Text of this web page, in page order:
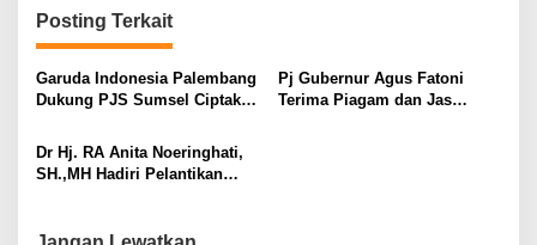
g
a
s
p
o
Posting Terkait
Garuda Indonesia Palembang
Dukung PJS Sumsel Ciptakan
Pj Gubernur Agus Fatoni
Terima Piagam dan Jas
Dr Hj. RA Anita Noeringhati,
SH.,MH Hadiri Pelantikan